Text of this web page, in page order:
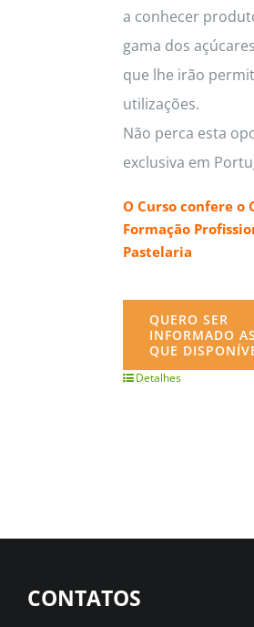
a conhecer
gama dos
que lhe irão
utilizações.
Não perca esta
exclusiva em
O Curso confere o
Formação
Pastelaria
QUERO SER
INFORMADO
QUE
Detalhes
CONTATOS